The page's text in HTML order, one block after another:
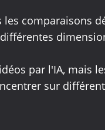
comparaisons
par l'IA, mais
sur